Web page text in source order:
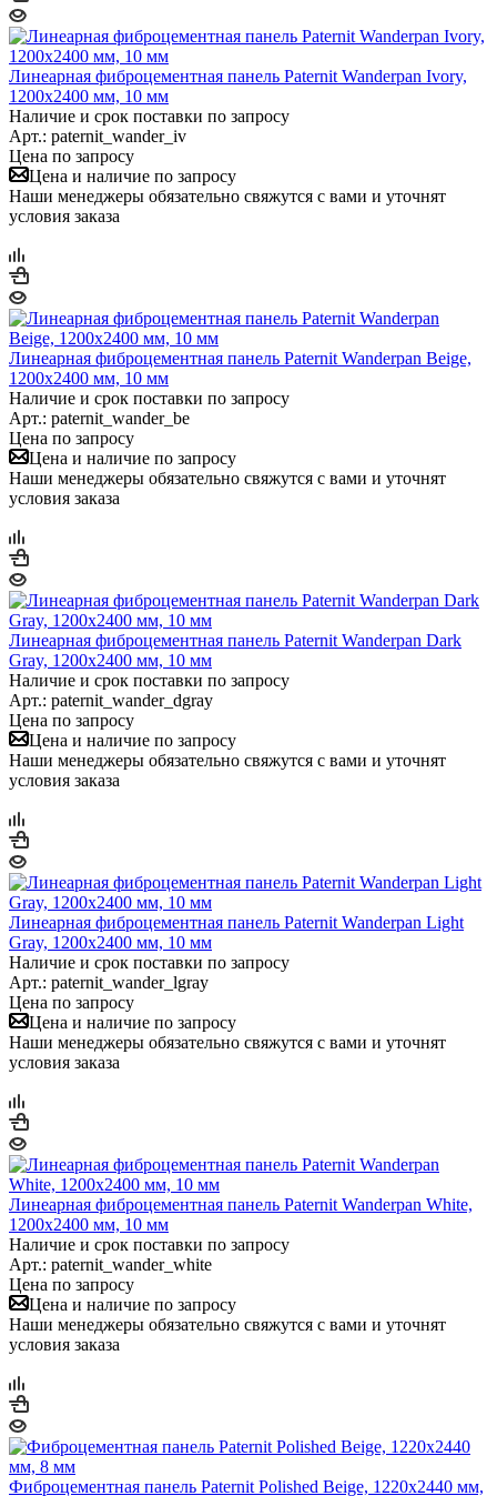
Линеарная фиброцементная панель Paternit Wanderpan Ivory,
1200х2400 мм, 10 мм
Наличие и срок поставки по запросу
Арт.: paternit_wander_iv
Цена по запросу
Цена и наличие по запросу
Наши менеджеры обязательно свяжутся с вами и уточнят
условия заказа
Линеарная фиброцементная панель Paternit Wanderpan Beige,
1200х2400 мм, 10 мм
Наличие и срок поставки по запросу
Арт.: paternit_wander_be
Цена по запросу
Цена и наличие по запросу
Наши менеджеры обязательно свяжутся с вами и уточнят
условия заказа
Линеарная фиброцементная панель Paternit Wanderpan Dark
Gray, 1200х2400 мм, 10 мм
Наличие и срок поставки по запросу
Арт.: paternit_wander_dgray
Цена по запросу
Цена и наличие по запросу
Наши менеджеры обязательно свяжутся с вами и уточнят
условия заказа
Линеарная фиброцементная панель Paternit Wanderpan Light
Gray, 1200х2400 мм, 10 мм
Наличие и срок поставки по запросу
Арт.: paternit_wander_lgray
Цена по запросу
Цена и наличие по запросу
Наши менеджеры обязательно свяжутся с вами и уточнят
условия заказа
Линеарная фиброцементная панель Paternit Wanderpan White,
1200х2400 мм, 10 мм
Наличие и срок поставки по запросу
Арт.: paternit_wander_white
Цена по запросу
Цена и наличие по запросу
Наши менеджеры обязательно свяжутся с вами и уточнят
условия заказа
Фиброцементная панель Paternit Polished Beige, 1220х2440 мм,